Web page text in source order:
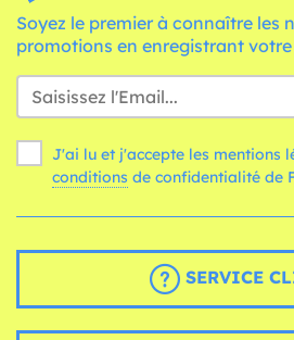
Soyez le premier à connaître les
promotions en enregistrant votre
J'ai lu et j'accepte les mentions
conditions de confidentialité de
SERVICE